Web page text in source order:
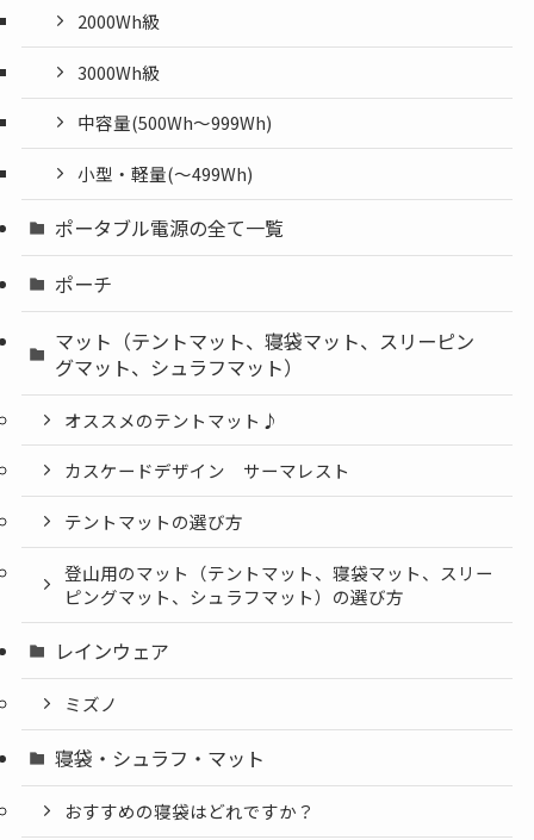
2000Wh級
3000Wh級
中容量(500Wh～999Wh)
小型・軽量(〜499Wh)
ポータブル電源の全て一覧
ポーチ
マット（テントマット、寝袋マット、スリーピン
グマット、シュラフマット）
オススメのテントマット♪
カスケードデザイン サーマレスト
テントマットの選び方
登山用のマット（テントマット、寝袋マット、スリー
ピングマット、シュラフマット）の選び方
レインウェア
ミズノ
寝袋・シュラフ・マット
おすすめの寝袋はどれですか？